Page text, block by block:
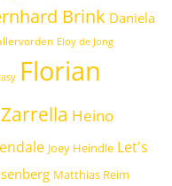
Brink Daniela
Eloy de Jong
Florian
Heino
Joey Heindle Let's
Matthias Reim